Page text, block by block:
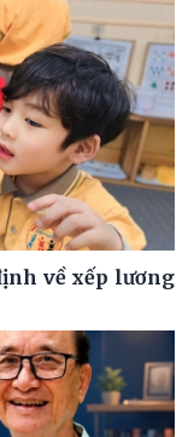
về xếp lương